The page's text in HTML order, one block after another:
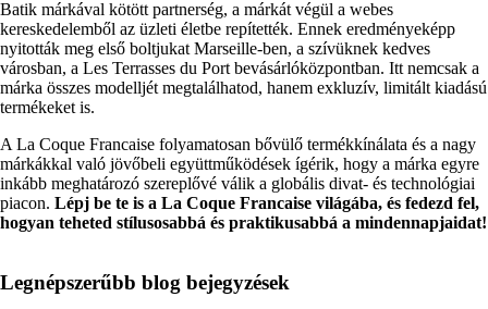
Batik márkával kötött partnerség, a márkát végül a webes
kereskedelemből az üzleti életbe repítették. Ennek eredményeképp
nyitották meg első boltjukat Marseille-ben, a szívüknek kedves
városban, a Les Terrasses du Port bevásárlóközpontban. Itt nemcsak a
márka összes modelljét megtalálhatod, hanem exkluzív, limitált kiadású
termékeket is.
A La Coque Francaise folyamatosan bővülő termékkínálata és a nagy
márkákkal való jövőbeli együttműködések ígérik, hogy a márka egyre
inkább meghatározó szereplővé válik a globális divat- és technológiai
piacon. Lépj be te is a La Coque Francaise világába, és fedezd fel,
hogyan teheted stílusosabbá és praktikusabbá a mindennapjaidat!
Legnépszerűbb blog bejegyzések